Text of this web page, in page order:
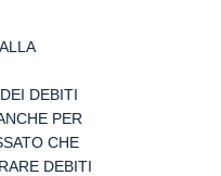
DEBITI
PER
CHE
DEBITI